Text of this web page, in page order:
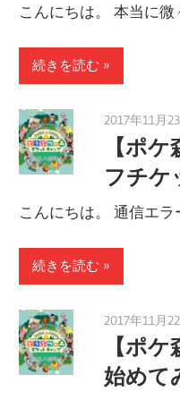
こんにちは。 本当に
続きを読む
2017年11月
【ポ
フチケ
こんにちは。 通信エ
続きを読む
2017年11月
【ポ
始めて